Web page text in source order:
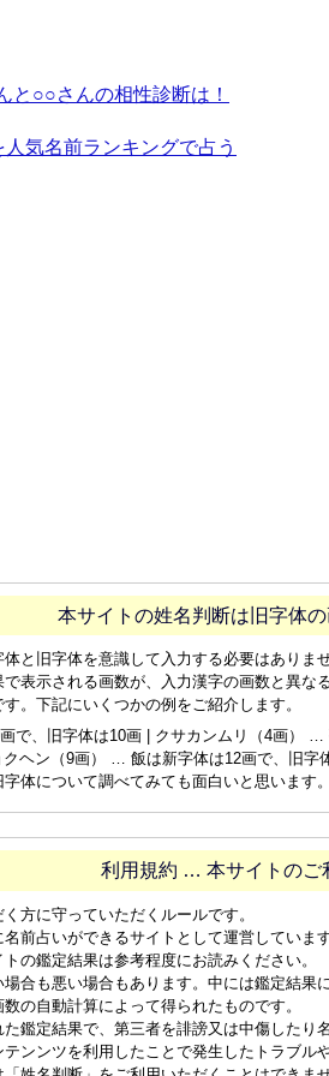
と○○さんの相性診断は！
人気名前ランキングで占う
本サイトの姓名判断は旧字体
と旧字体を意識して入力する必要はあり
表示される画数が、入力漢字の画数と異
。下記にいくつかの例をご紹介します。
で、旧字体は10画 | クサカンムリ（4画）
ヘン（9画） … 飯は新字体は12画で、旧字
体について調べてみても面白いと思います
利用規約 … 本サイトのご
方に守っていただくルールです。
名前占いができるサイトとして運営してい
の鑑定結果は参考程度にお読みください。
合も悪い場合もあります。中には鑑定結
の自動計算によって得られたものです。
鑑定結果で、第三者を誹謗又は中傷したり
ンンツを利用したことで発生したトラブル